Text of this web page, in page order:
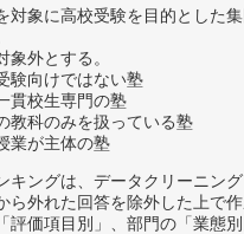
対象に高校受験を目的とした
象外とする。
験向けではない塾
貫校生専門の塾
教科のみを扱っている塾
業が主体の塾
ングは、データクリーニン
外れた回答を除外した上で作
価項目別」、部門の「業態